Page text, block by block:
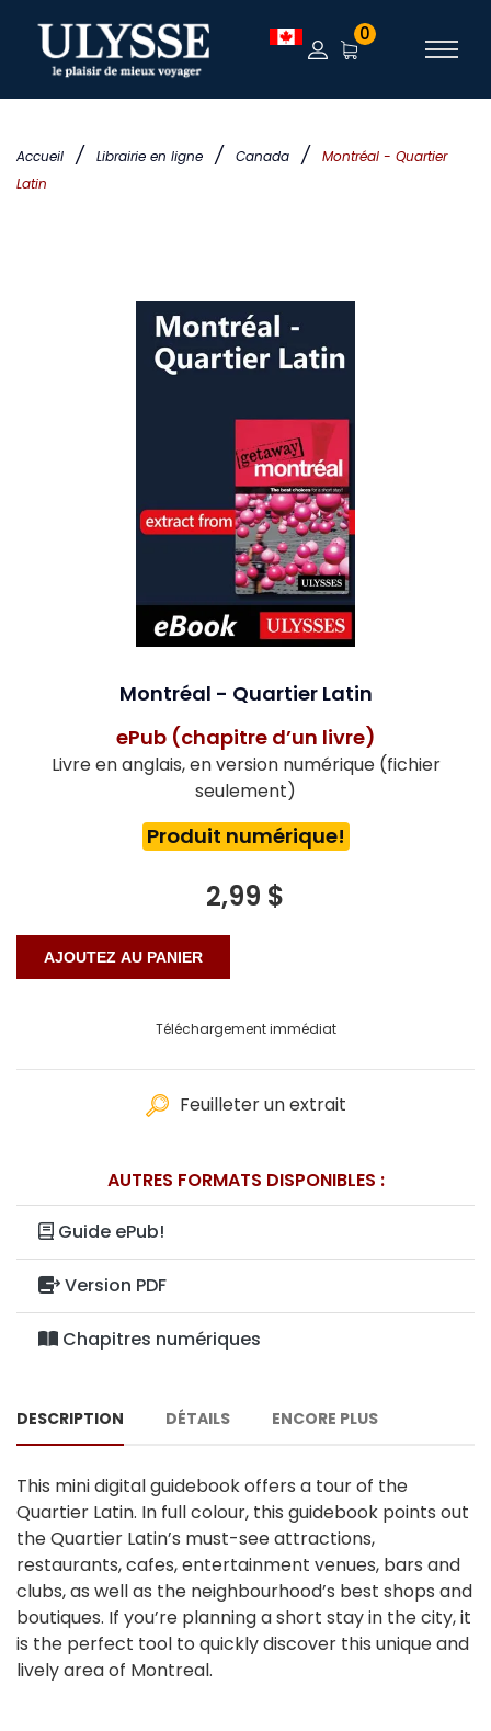
Accueil / Librairie en ligne / Canada /
Montréal - Quartier
Latin
0
Montréal - Quartier Latin
ePub (chapitre d’un livre)
Livre en anglais, en version numérique (fichier
seulement)
Produit numérique!
2,99 $
Téléchargement immédiat
Feuilleter un extrait
AUTRES FORMATS DISPONIBLES :
Guide ePub!
Version PDF
Chapitres numériques
DESCRIPTION DÉTAILS ENCORE PLUS
This mini digital guidebook offers a tour of the
Quartier Latin. In full colour, this guidebook points out
the Quartier Latin’s must-see attractions,
restaurants, cafes, entertainment venues, bars and
clubs, as well as the neighbourhood’s best shops and
boutiques. If you’re planning a short stay in the city, it
is the perfect tool to quickly discover this unique and
lively area of Montreal.